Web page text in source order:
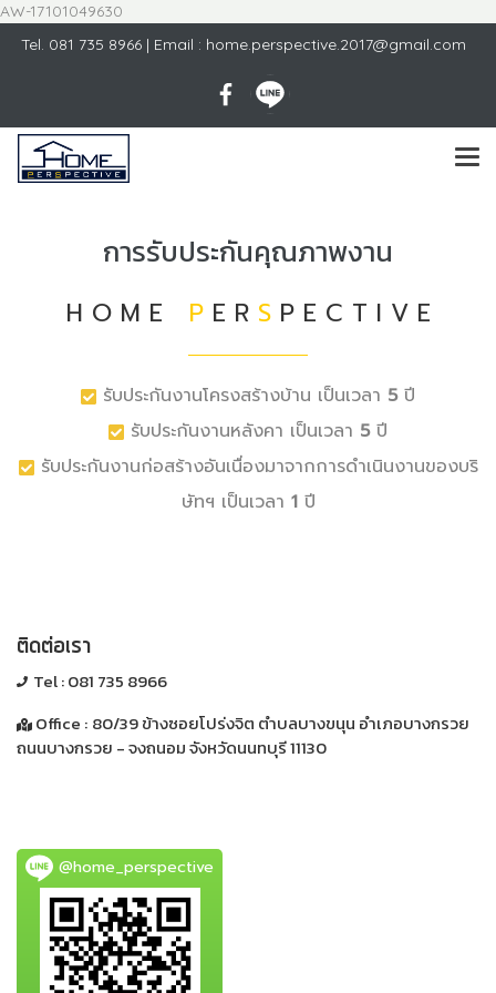
AW-17101049630
Tel. 081 735 8966 | Email : home.perspective.2017@gmail.com
การรับประกันคุณภาพงาน
H O M E PE R SP E C T I V E
รับประกันงานโครงสร้างบ้าน เป็นเวลา 5ปี
รับประกันงานหลังคา เป็นเวลา 5ปี
รับประกันงานก่อสร้างอันเนื่องมาจากการดำเนินงานของบริ
ษัทฯ เป็นเวลา 1ปี
ติดต่อเรา
Tel :081 735 8966
Office : 80/39 ข้างซอยโปร่งจิต ตำบลบางขนุน อำเภอบางกรวย
ถนนบางกรวย - จงถนอมจังหวัดนนทบุรี 11130
@home_perspective